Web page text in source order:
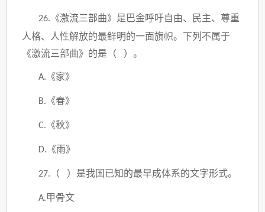
26. 《激流三部曲》是巴金呼吁自由、民主、尊重
人格、人性解放的最鲜明的一面旗帜。下列不属于
《激流三部曲》的是（ ）。
A. 《家》
B. 《春》
C. 《秋》
D. 《雨》
27. （ ）是我国已知的最早成体系的文字形式。
A.甲骨文